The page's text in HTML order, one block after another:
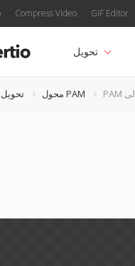
Compress Video GIF Editor
تحويل
محول PAM